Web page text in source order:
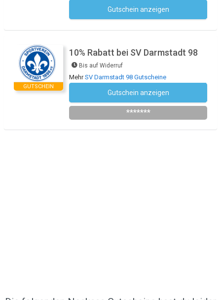
Gutschein anzeigen
GUTSCHEIN
10% Rabatt bei SV Darmstadt 98
Bis auf Widerruf
MehrSV Darmstadt 98 Gutscheine
Gutschein anzeigen
*******